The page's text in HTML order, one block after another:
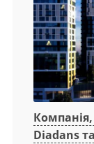
Diadans